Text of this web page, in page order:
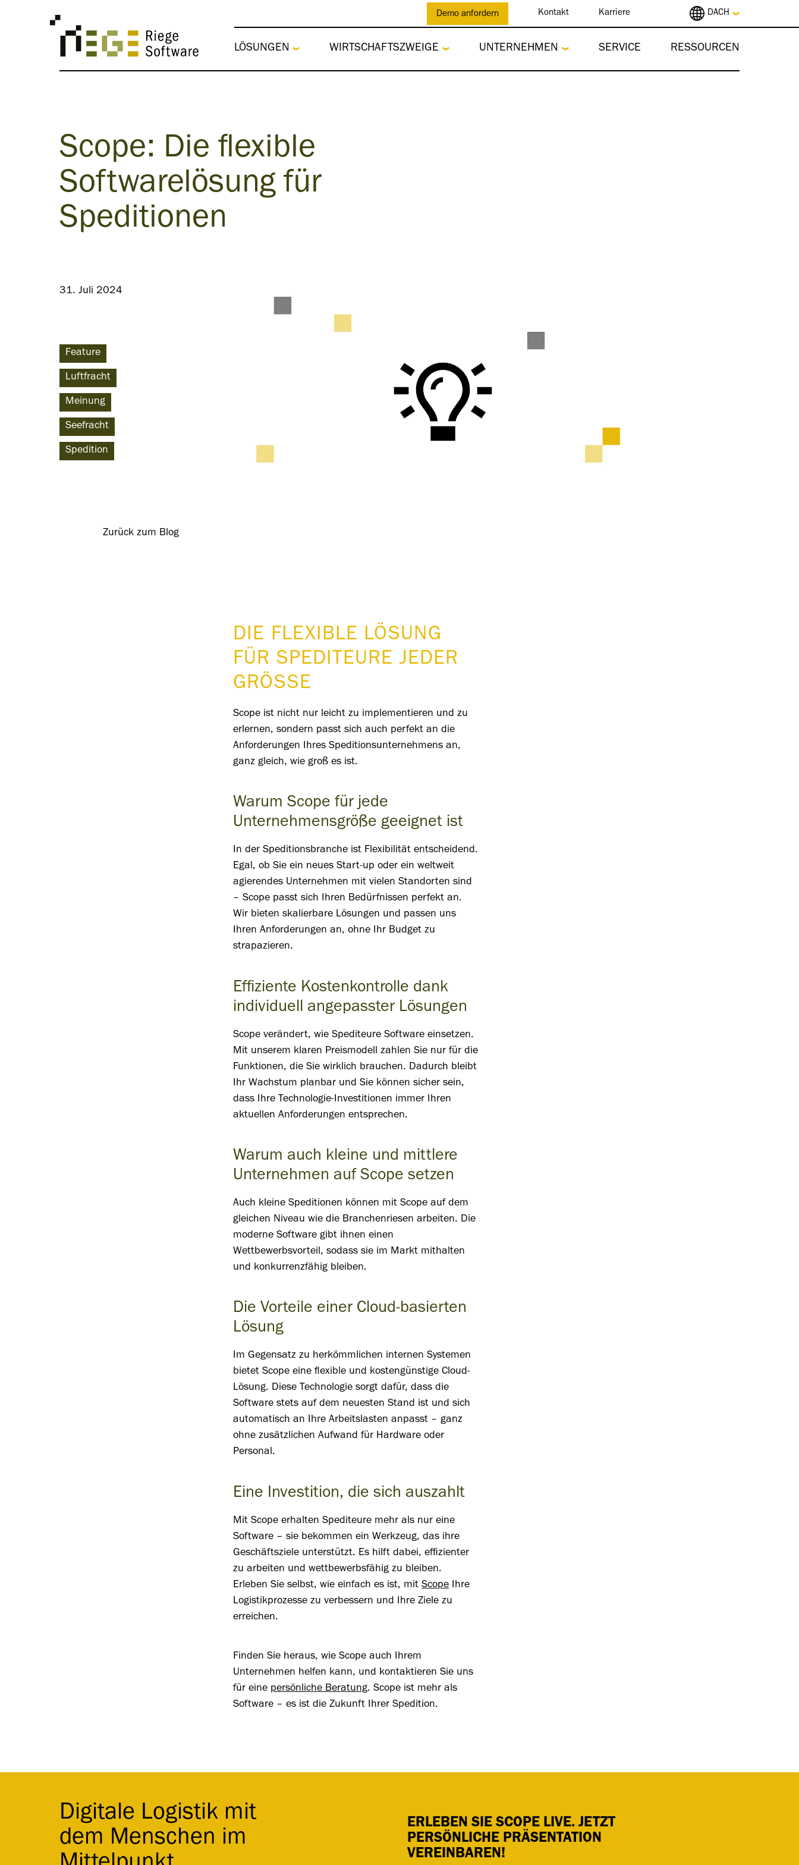
Demo anfordern Kontakt Karriere DACH
LÖSUNGEN WIRTSCHAFTSZWEIGE UNTERNEHMEN SERVICE RESSOURCEN
Scope: Die flexible
Softwarelösung für
Speditionen
31. Juli 2024
Feature
Luftfracht
Meinung
Seefracht
Spedition
Zurück zum Blog
DIE FLEXIBLE LÖSUNG
FÜR SPEDITEURE JEDER
GRÖSSE
Scope ist nicht nur leicht zu implementieren und zu
erlernen, sondern passt sich auch perfekt an die
Anforderungen Ihres Speditionsunternehmens an,
ganz gleich, wie groß es ist.
Warum Scope für jede
Unternehmensgröße geeignet ist
In der Speditionsbranche ist Flexibilität entscheidend.
Egal, ob Sie ein neues Start-up oder ein weltweit
agierendes Unternehmen mit vielen Standorten sind
– Scope passt sich Ihren Bedürfnissen perfekt an.
Wir bieten skalierbare Lösungen und passen uns
Ihren Anforderungen an, ohne Ihr Budget zu
strapazieren.
Effiziente Kostenkontrolle dank
individuell angepasster Lösungen
Scope verändert, wie Spediteure Software einsetzen.
Mit unserem klaren Preismodell zahlen Sie nur für die
Funktionen, die Sie wirklich brauchen. Dadurch bleibt
Ihr Wachstum planbar und Sie können sicher sein,
dass Ihre Technologie-Investitionen immer Ihren
aktuellen Anforderungen entsprechen.
Warum auch kleine und mittlere
Unternehmen auf Scope setzen
Auch kleine Speditionen können mit Scope auf dem
gleichen Niveau wie die Branchenriesen arbeiten. Die
moderne Software gibt ihnen einen
Wettbewerbsvorteil, sodass sie im Markt mithalten
und konkurrenzfähig bleiben.
Die Vorteile einer Cloud-basierten
Lösung
Im Gegensatz zu herkömmlichen internen Systemen
bietet Scope eine flexible und kostengünstige Cloud-
Lösung. Diese Technologie sorgt dafür, dass die
Software stets auf dem neuesten Stand ist und sich
automatisch an Ihre Arbeitslasten anpasst – ganz
ohne zusätzlichen Aufwand für Hardware oder
Personal.
Eine Investition, die sich auszahlt
Mit Scope erhalten Spediteure mehr als nur eine
Software – sie bekommen ein Werkzeug, das ihre
Geschäftsziele unterstützt. Es hilft dabei, effizienter
zu arbeiten und wettbewerbsfähig zu bleiben.
Erleben Sie selbst, wie einfach es ist, mitScopeIhre
Logistikprozesse zu verbessern und Ihre Ziele zu
erreichen.
Finden Sie heraus, wie Scope auch Ihrem
Unternehmen helfen kann, und kontaktieren Sie uns
für eine persönliche Beratung. Scope ist mehr als
Software – es ist die Zukunft Ihrer Spedition.
ERLEBEN SIE SCOPE LIVE. JETZT
PERSÖNLICHE PRÄSENTATION
VEREINBAREN!
Digitale Logistik mit
dem Menschen im